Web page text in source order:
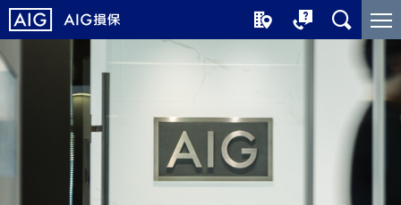
メ
イ
ン
コ
テ
こ
こ
か
ら
イ